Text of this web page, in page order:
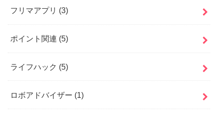
フリマアプリ (3)
ポイント関連 (5)
ライフハック (5)
ロボアドバイザー (1)